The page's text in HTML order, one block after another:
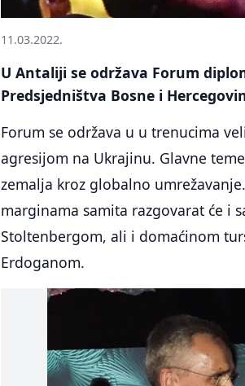
11.03.2022.
U Antaliji se održava Forum
Predsjedništva Bosne i
Forum se održava u u trenucima
agresijom na Ukrajinu. Glavne
zemalja kroz globalno
marginama samita razgovarat će i
Stoltenbergom, ali i domaćinom
Erdoganom.